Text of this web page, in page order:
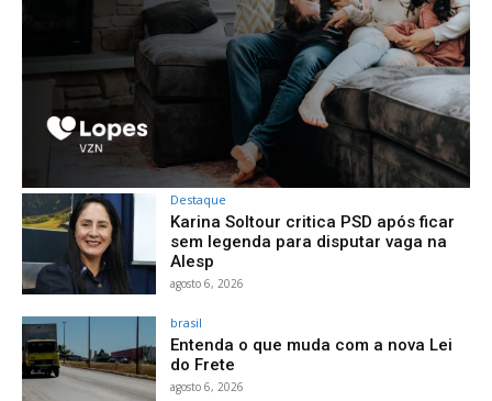
Destaque
Karina Soltour critica PSD após ficar
sem legenda para disputar vaga na
Alesp
agosto 6, 2026
brasil
Entenda o que muda com a nova Lei
do Frete
agosto 6, 2026